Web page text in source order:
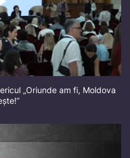
„Oriunde am fi, Moldova